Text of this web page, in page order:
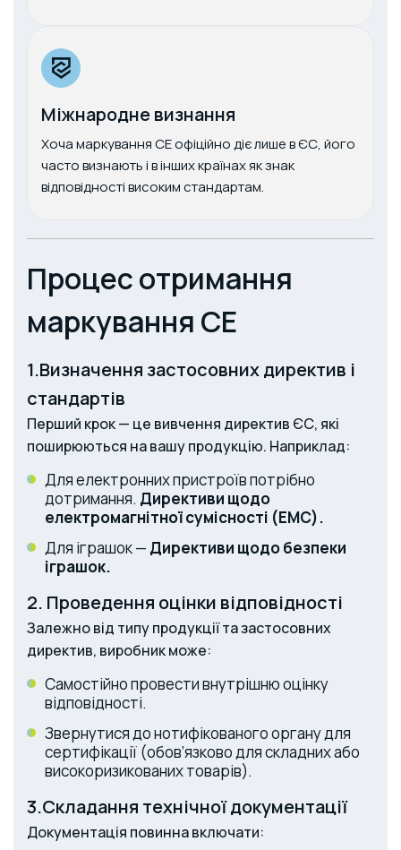
Міжнародне визнання
Хоча маркування CE офіційно діє лише в ЄС, його
часто визнають і в інших країнах як знак
відповідності високим стандартам.
Процес отримання
маркування CE
1.Визначення застосовних директив і
стандартів
Перший крок — це вивчення директив ЄС, які
поширюються на вашу продукцію. Наприклад:
Для електронних пристроїв потрібно
дотримання. Директиви щодо
електромагнітної сумісності (EMC).
Для іграшок — Директиви щодо безпеки
іграшок.
2. Проведення оцінки відповідності
Залежно від типу продукції та застосовних
директив, виробник може:
Самостійно провести внутрішню оцінку
відповідності.
Звернутися до нотифікованого органу для
сертифікації (обов’язково для складних або
високоризикованих товарів).
3.Складання технічної документації
Документація повинна включати: